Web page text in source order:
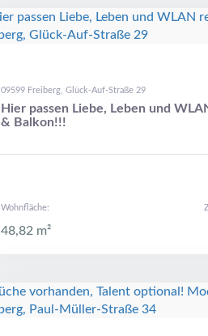
09599 Freiberg, Glück-Auf-Straße 29
Hier passen Liebe, Leben und
& Balkon!!!
Wohnfläche:
48,82 m²